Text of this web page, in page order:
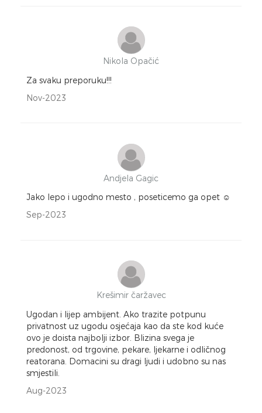
Nikola Opačić
Za svaku preporuku!!!
Nov-2023
Andjela Gagic
Jako lepo i ugodno mesto , poseticemo ga opet ☺️
Sep-2023
Krešimir čaržavec
Ugodan i lijep ambijent. Ako trazite potpunu
privatnost uz ugodu osjećaja kao da ste kod kuće
ovo je doista najbolji izbor. Blizina svega je
predonost, od trgovine, pekare, ljekarne i odličnog
reatorana. Domacini su dragi ljudi i udobno su nas
smjestili.
Aug-2023